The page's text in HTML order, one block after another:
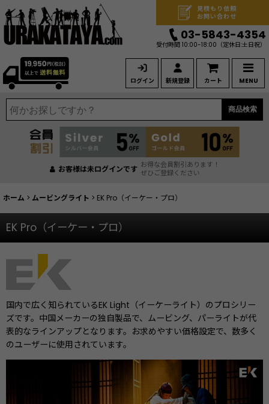
ログイン 新規登録 カート MENU
見積もり依頼
お問い合わせ
03-5843-4354
受付時間 10:00-18:00 （定休日:土日祝）
商品検索
お客様は未ログインです お得な会員割引あります！
ぜひご登録ください
ホーム > ムービングライト > EK Pro（イーケー・プロ）
EK Pro（イーケー・プロ）
国内で広く知られているEK Light（イーケーライト）のプロシリー
ズです。中国メーカーの独自製品で、ムービング、パーライトが代
表的なラインアップとなります。お求めやすい価格設定で、数多く
のユーザーに使用されています。